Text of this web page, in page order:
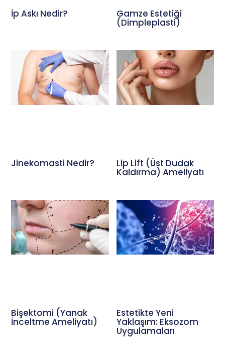
İp Askı Nedir? Gamze Estetiği
(Dimpleplasti)
Jinekomasti Nedir? Lip Lift (Üst Dudak
Kaldırma) Ameliyatı
Bişektomi (Yanak
İnceltme Ameliyatı)
Estetikte Yeni
Yaklaşım: Eksozom
Uygulamaları